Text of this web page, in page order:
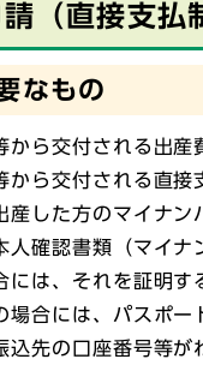
（直接支払
なもの
から交付される出産
から交付される直接
産した方のマイナン
人確認書類（マイナ
には、それを証明す
場合には、パスポー
込先の口座番号等が